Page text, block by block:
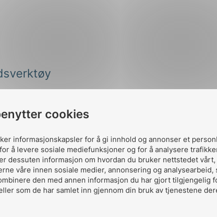
cookies
informasjonskapsler for å gi innhold og annonser et
å levere sosiale mediefunksjoner og for å analysere
dessuten informasjon om hvordan du bruker nettstedet vårt,
våre innen sosiale medier, annonsering og analysearbeid,
den med annen informasjon du har gjort tilgjengelig
som de har samlet inn gjennom din bruk av tjenestene
er løsningen